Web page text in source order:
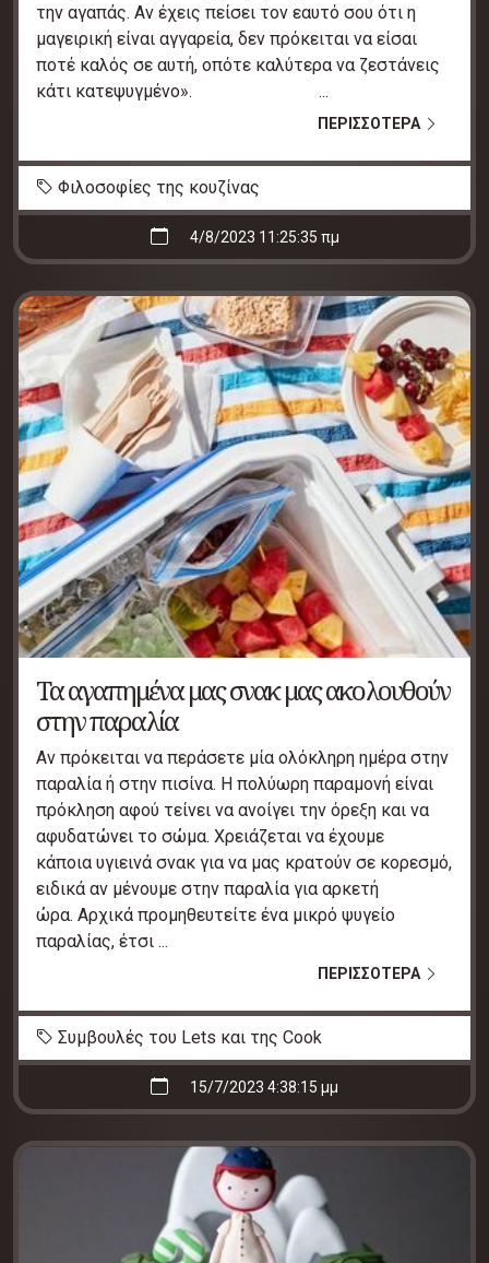
την αγαπάς. Αν έχεις πείσει τον εαυτό σου ότι η
μαγειρική είναι αγγαρεία, δεν πρόκειται να είσαι
ποτέ καλός σε αυτή, οπότε καλύτερα να ζεστάνεις
κάτι κατεψυγμένο». ...
ΠΕΡΙΣΣΟΤΕΡΑ
Φιλοσοφίες της κουζίνας
4/8/2023 11:25:35 πμ
Τα αγαπημένα μας σνακ μας ακολουθούν
στην παραλία
Αν πρόκειται να περάσετε μία ολόκληρη ημέρα στην
παραλία ή στην πισίνα. Η πολύωρη παραμονή είναι
πρόκληση αφού τείνει να ανοίγει την όρεξη και να
αφυδατώνει το σώμα. Χρειάζεται να έχουμε
κάποια υγιεινά σνακ για να μας κρατούν σε κορεσμό,
ειδικά αν μένουμε στην παραλία για αρκετή
ώρα. Αρχικά προμηθευτείτε ένα μικρό ψυγείο
παραλίας, έτσι ...
ΠΕΡΙΣΣΟΤΕΡΑ
Συμβουλές του Lets και της Cook
15/7/2023 4:38:15 μμ